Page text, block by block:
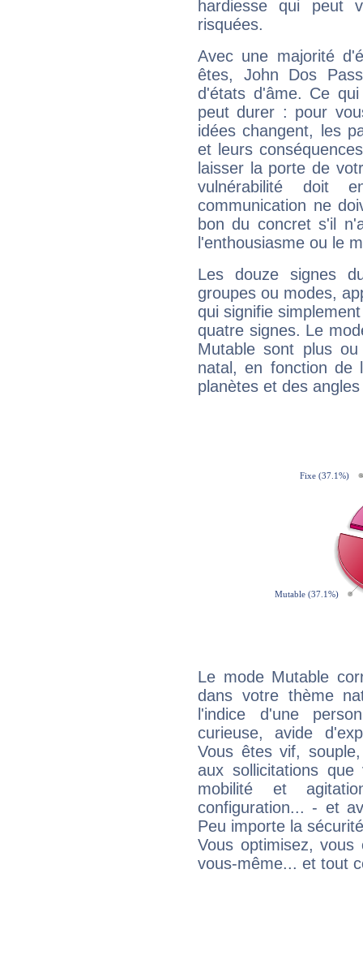
hardiesse qui peut
risquées.
Avec une majorité
êtes, John Dos
d'états d'âme. Ce
peut durer : pour
idées changent, les
et leurs
laisser la porte de
vulnérabilité doit
communication ne
bon du concret s'il
l'enthousiasme ou le
Les douze signes
groupes ou modes,
qui signifie
quatre signes. Le
Mutable sont plus
natal, en fonction de
planètes et des
Le mode Mutable
dans votre thème
l'indice d'une
curieuse, avide
Vous êtes vif,
aux sollicitations
mobilité et
configuration... - et
Peu importe la
Vous optimisez, vous
vous-même... et tout